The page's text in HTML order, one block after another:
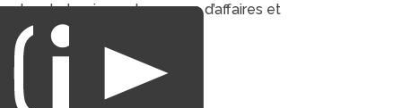
dans le tourisme du voyage d’affaires et
du loisirs.